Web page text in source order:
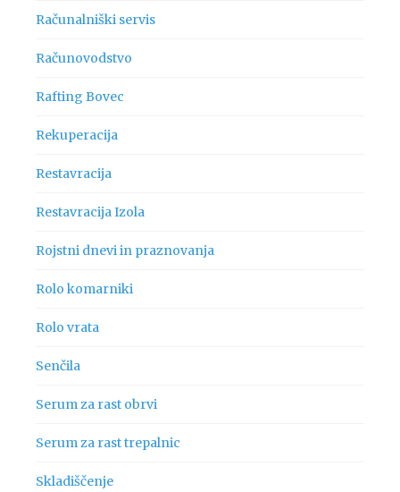
Računalniški servis
Računovodstvo
Rafting Bovec
Rekuperacija
Restavracija
Restavracija Izola
Rojstni dnevi in praznovanja
Rolo komarniki
Rolo vrata
Senčila
Serum za rast obrvi
Serum za rast trepalnic
Skladiščenje